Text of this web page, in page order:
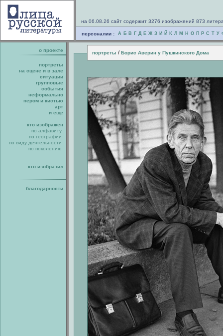
на 06.08.26 сайт содержит 3276 изображений 873
персоналии : А Б В Г Д Е Ж З И Й К Л М Н О П Р С Т У
о проекте портреты / Борис Аверин у Пушкинского Дома
портреты
на сцене и в зале
ситуации
групповые
события
неформально
пером и кистью
арт
и еще
кто изображен
по алфавиту
по географии
по виду деятельности
по поколению
кто изобразил
благодарности